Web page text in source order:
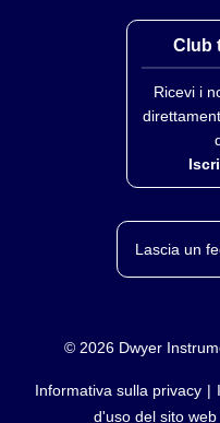
Club
Ricevi i
Lascia un
© 2026 Dwyer
Informativa sulla privacy
d'uso del sito web